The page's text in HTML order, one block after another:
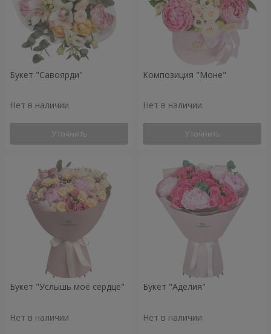
Букет "Савоярди"
Нет в наличии
Уточнить
Композиция "Моне"
Нет в наличии
Уточнить
Букет "Услышь моё сердце"
Нет в наличии
Букет "Аделия"
Нет в наличии